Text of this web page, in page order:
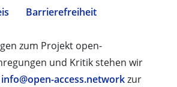
Barrierefreiheit
zum Projekt open-
und Kritik stehen wir
info@open-access.networkzur